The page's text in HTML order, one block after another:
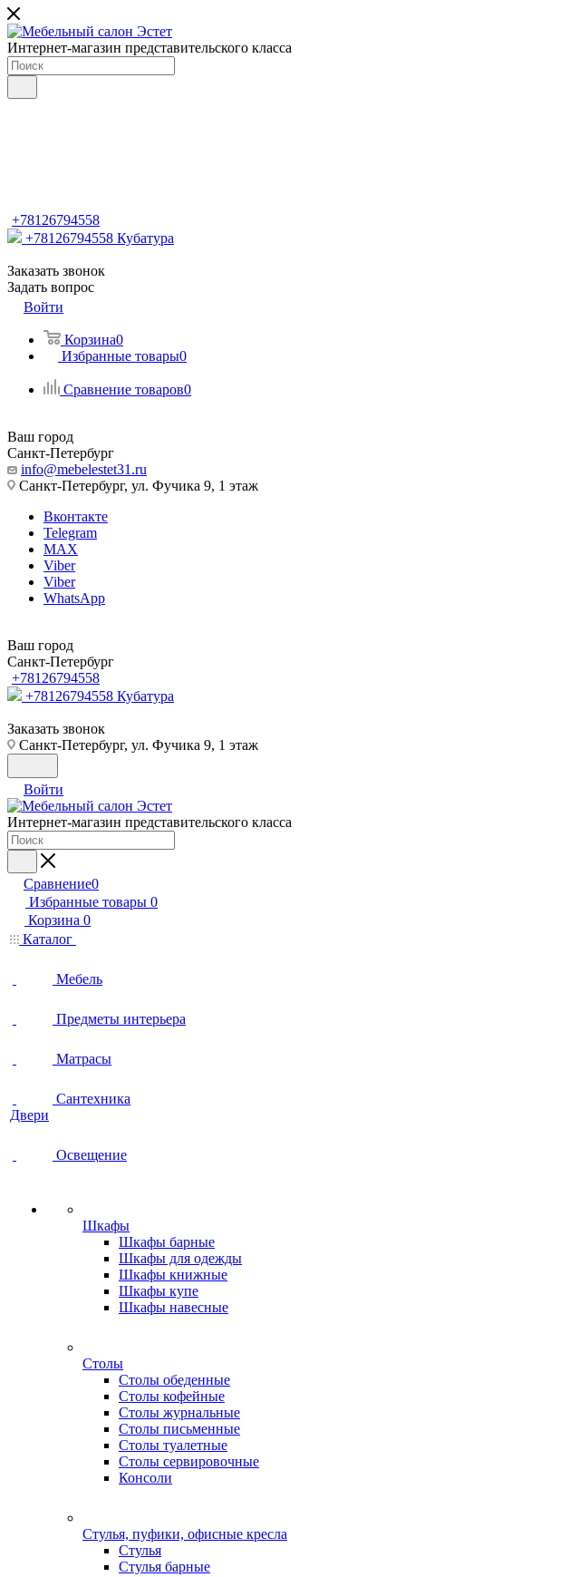
Интернет-магазин представительского класса
+78126794558
+78126794558 Кубатура
Заказать звонок
Задать вопрос
Войти
Корзина0
Избранные товары0
Сравнение товаров0
Ваш город
Санкт-Петербург
info@mebelestet31.ru
Санкт-Петербург, ул. Фучика 9, 1 этаж
Вконтакте
Telegram
MAX
Viber
Viber
WhatsApp
Ваш город
Санкт-Петербург
+78126794558
+78126794558 Кубатура
Заказать звонок
Санкт-Петербург, ул. Фучика 9, 1 этаж
Войти
Интернет-магазин представительского класса
Сравнение0
Избранные товары 0
Корзина 0
Каталог
Мебель
Предметы интерьера
Матрасы
Сантехника
Двери
Освещение
Шкафы
Шкафы барные
Шкафы для одежды
Шкафы книжные
Шкафы купе
Шкафы навесные
Столы
Столы обеденные
Столы кофейные
Столы журнальные
Столы письменные
Столы туалетные
Столы сервировочные
Консоли
Стулья, пуфики, офисные кресла
Стулья
Стулья барные